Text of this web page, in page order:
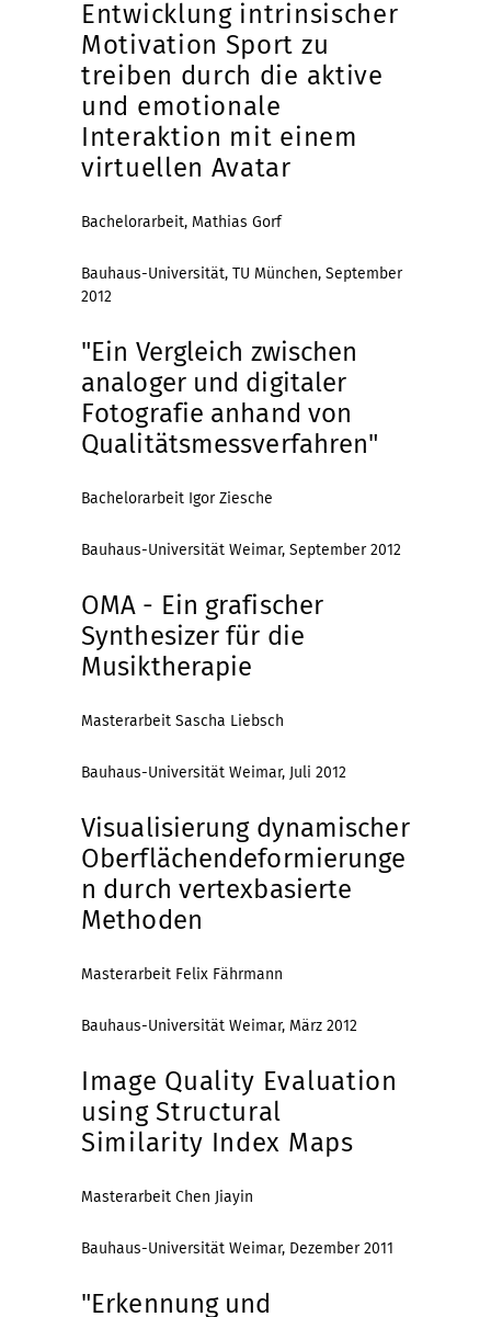
Entwicklung intrinsischer
Motivation Sport zu
treiben durch die aktive
und emotionale
Interaktion mit einem
virtuellen Avatar
Bachelorarbeit, Mathias Gorf
Bauhaus-Universität, TU München, September
2012
"Ein Vergleich zwischen
analoger und digitaler
Fotografie anhand von
Qualitätsmessverfahren"
Bachelorarbeit Igor Ziesche
Bauhaus-Universität Weimar, September 2012
OMA - Ein grafischer
Synthesizer für die
Musiktherapie
Masterarbeit Sascha Liebsch
Bauhaus-Universität Weimar, Juli 2012
Visualisierung dynamischer
Oberflächendeformierunge
n durch vertexbasierte
Methoden
Masterarbeit Felix Fährmann
Bauhaus-Universität Weimar, März 2012
Image Quality Evaluation
using Structural
Similarity Index Maps
Masterarbeit Chen Jiayin
Bauhaus-Universität Weimar, Dezember 2011
"Erkennung und